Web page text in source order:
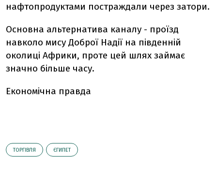
нафтопродуктами постраждали через затори.
Основна альтернатива каналу - проїзд
навколо мису Доброї Надії на південній
околиці Африки, проте цей шлях займає
значно більше часу.
Економічна правда
ТОРГІВЛЯ ЄГИПЕТ